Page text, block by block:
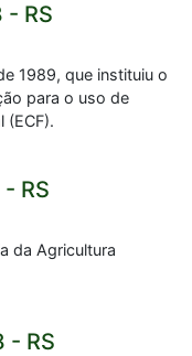
- RS
1989, que instituiu o
para o uso de
(ECF).
RS
da Agricultura
- RS